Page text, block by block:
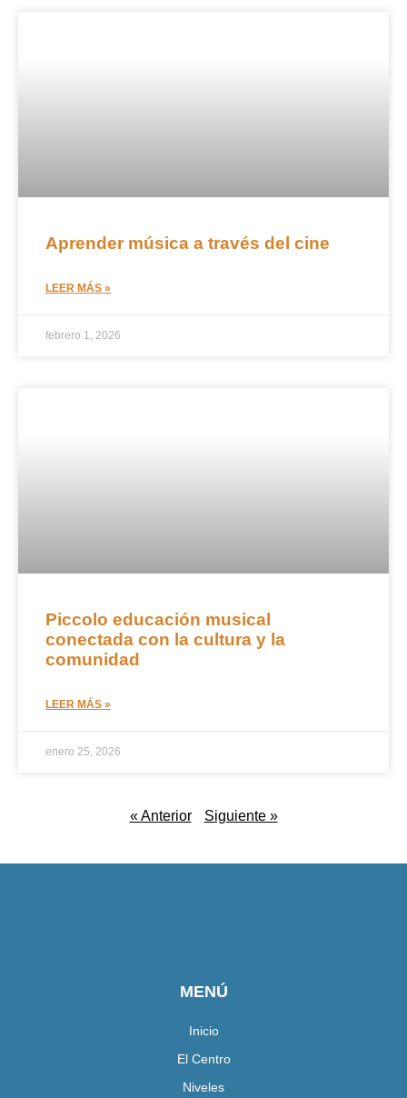
Aprender música a través del cine
LEER MÁS »
febrero 1, 2026
Piccolo educación musical
conectada con la cultura y la
comunidad
LEER MÁS »
enero 25, 2026
« Anterior Siguiente »
MENÚ
Inicio
El Centro
Niveles